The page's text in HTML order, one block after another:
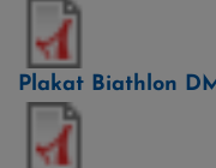
Plakat Biathlon